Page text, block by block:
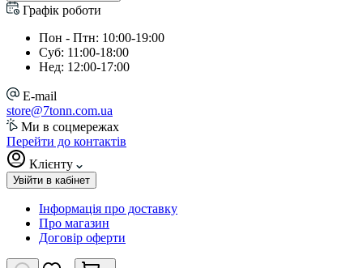
Графік роботи
Пон - Птн: 10:00-19:00
Суб: 11:00-18:00
Нед: 12:00-17:00
E-mail
store@7tonn.com.ua
Ми в соцмережах
Перейти до контактів
Клієнту
Увійти в кабінет
Інформація про доставку
Про магазин
Договір оферти